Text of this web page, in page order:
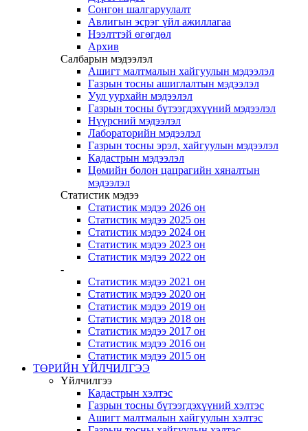
Сонгон шалгаруулалт
Авлигын эсрэг үйл ажиллагаа
Нээлттэй өгөгдөл
Архив
Салбарын мэдээлэл
Ашигт малтмалын хайгуулын мэдээлэл
Газрын тосны ашиглалтын мэдээлэл
Уул уурхайн мэдээлэл
Газрын тосны бүтээгдэхүүний мэдээлэл
Нүүрсний мэдээлэл
Лабораторийн мэдээлэл
Газрын тосны эрэл, хайгуулын мэдээлэл
Кадастрын мэдээлэл
Цөмийн болон цацрагийн хяналтын
мэдээлэл
Статистик мэдээ
Статистик мэдээ 2026 он
Статистик мэдээ 2025 он
Статистик мэдээ 2024 он
Статистик мэдээ 2023 он
Статистик мэдээ 2022 он
-
Статистик мэдээ 2021 он
Статистик мэдээ 2020 он
Статистик мэдээ 2019 он
Статистик мэдээ 2018 он
Статистик мэдээ 2017 он
Статистик мэдээ 2016 он
Статистик мэдээ 2015 он
ТӨРИЙН ҮЙЛЧИЛГЭЭ
Үйлчилгээ
Кадастрын хэлтэс
Газрын тосны бүтээгдэхүүний хэлтэс
Ашигт малтмалын хайгуулын хэлтэс